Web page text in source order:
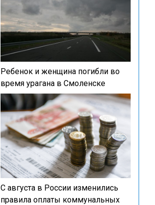
Ребенок и женщина погибли во
время урагана в Смоленске
С августа в России изменились
правила оплаты коммунальных